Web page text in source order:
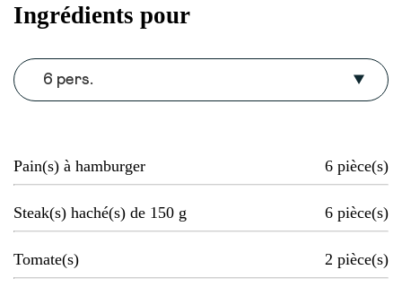
Ingrédients pour
6 pers.
Pain(s) à hamburger 6 pièce(s)
Steak(s) haché(s) de 150 g 6 pièce(s)
Tomate(s) 2 pièce(s)